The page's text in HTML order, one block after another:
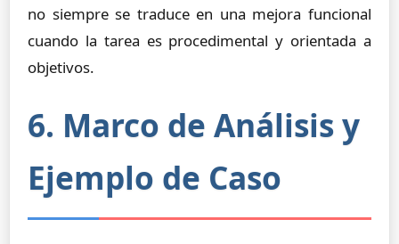
no siempre se traduce en una mejora funcional
cuando la tarea es procedimental y orientada a
objetivos.
6. Marco de Análisis y
Ejemplo de Caso